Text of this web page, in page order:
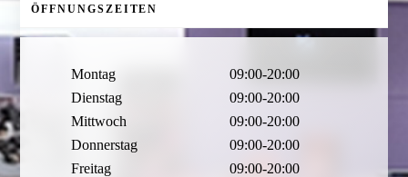
ÖFFNUNGSZEITEN
Montag
09:00-20:00
Dienstag
09:00-20:00
Mittwoch
09:00-20:00
Donnerstag
09:00-20:00
Freitag
09:00-20:00